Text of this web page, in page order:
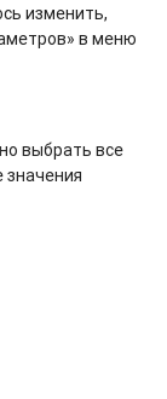
изменить,
в меню
выбрать все